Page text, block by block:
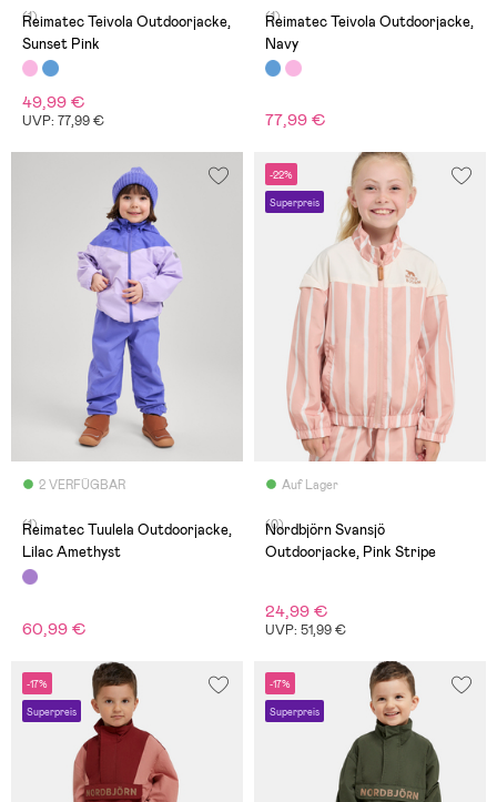
(1)
Reimatec Teivola Outdoorjacke,
Sunset Pink
49,99 €
UVP: 77,99 €
(1)
Reimatec Teivola Outdoorjacke,
Navy
77,99 €
2 VERFÜGBAR
(1)
Reimatec Tuulela Outdoorjacke,
Lilac Amethyst
60,99 €
-22%
Superpreis
Auf Lager
(0)
Nordbjörn Svansjö
Outdoorjacke, Pink Stripe
24,99 €
UVP: 51,99 €
-17%
Superpreis
-17%
Superpreis